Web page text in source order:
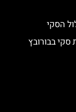
הסקי
סקי בבורובץ